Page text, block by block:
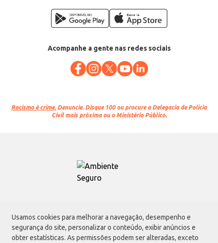
Usamos cookies para melhorar a navegação, desempenho e
segurança do site, personalizar o conteúdo, exibir anúncios e
obter estatísticas. As permissões podem ser alteradas, exceto
Acompanhe a gente nas redes sociais
Racismo é crime. Denuncie. Disque 100 ou procure a Delegacia de Polícia
Civil mais próxima ou o Ministério Público.
Atacadão S.A.
Avenida Morvan Dias de Figueiredo, 6169, Vila Maria, São Paulo - SP | CEP
02170-901 | CNPJ: 75.315.333/0001-09